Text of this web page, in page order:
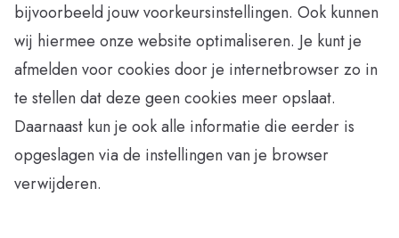
bijvoorbeeld jouw voorkeursinstellingen. Ook kunnen
wij hiermee onze website optimaliseren. Je kunt je
afmelden voor cookies door je internetbrowser zo in
te stellen dat deze geen cookies meer opslaat.
Daarnaast kun je ook alle informatie die eerder is
opgeslagen via de instellingen van je browser
verwijderen.